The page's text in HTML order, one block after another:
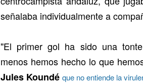
señalaba individualmente a
"El primer gol ha sido una
menos hemos hecho lo que
Jules Koundé que no entiende la